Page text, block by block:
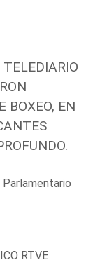
TELEDIARIO
BOXEO, EN
RTVE